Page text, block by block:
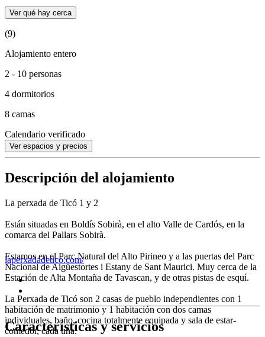
Ver qué hay cerca
(9)
Alojamiento entero
2 - 10 personas
4 dormitorios
8 camas
Calendario verificado
Ver espacios y precios
Descripción del alojamiento
La perxada de Ticó 1 y 2
Están situadas en Boldís Sobirà, en el alto Valle de Cardós, en la
comarca del Pallars Sobirà.
Estamos en el Parc Natural del Alto Pirineo y a las puertas del Parc
Nacional de Aigüestortes i Estany de Sant Maurici. Muy cerca de la
Estación de Alta Montaña de Tavascan, y de otras pistas de esquí.
La Perxada de Ticó son 2 casas de pueblo independientes con 1
habitación de matrimonio y 1 habitación con dos camas
individuales, baño, cocina totalmente equipada y sala de estar-
comedor, cada una.
laperxadadetico.com/
Características y servicios